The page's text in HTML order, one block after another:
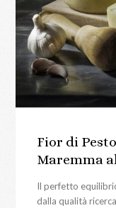
Fior di
Maremma
Il perfetto
dalla qualità